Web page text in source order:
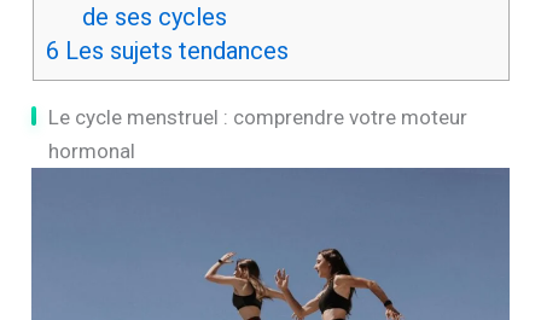
de ses cycles
6 Les sujets tendances
Le cycle menstruel : comprendre votre moteur
hormonal